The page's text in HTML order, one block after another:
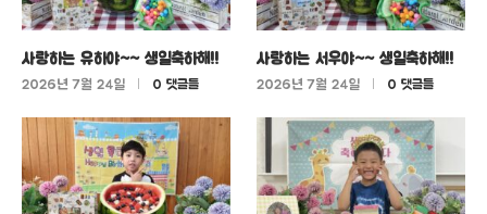
사랑하는 유하야~~ 생일축하해!!
2026년 7월 24일 0 댓글들
사랑하는 서우야~~ 생일축하해!!
2026년 7월 24일 0 댓글들